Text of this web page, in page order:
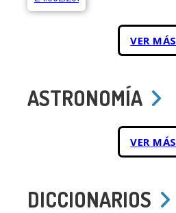
VER MÁS
ASTRONOMÍA
VER MÁS
DICCIONARIOS